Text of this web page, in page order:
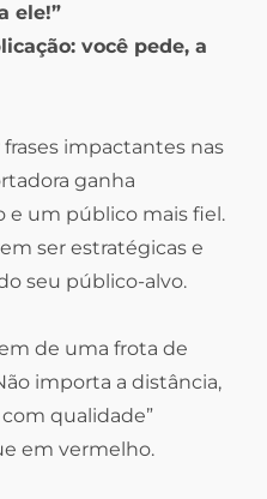
ele!”
você pede, a
frases impactantes nas
ganha
e um público mais fiel.
ser estratégicas e
seu público-alvo.
de uma frota de
importa a distância,
qualidade”
em vermelho.